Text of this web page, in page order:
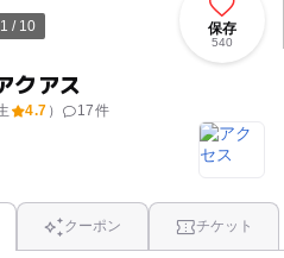
1 / 10
クアス
4.7 ） 17件
保存
540
クーポン チケット